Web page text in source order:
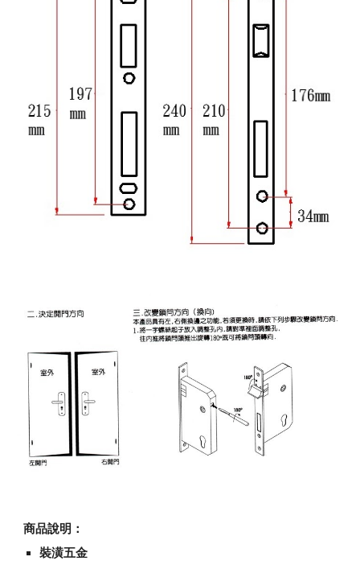
商品說明：
裝潢五金